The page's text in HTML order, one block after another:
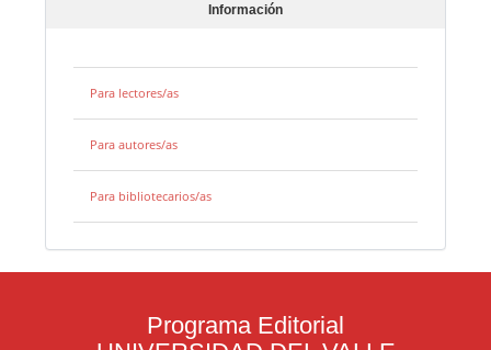
Información
Para lectores/as
Para autores/as
Para bibliotecarios/as
Programa Editorial